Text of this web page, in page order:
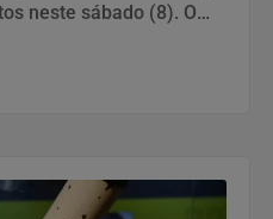
neste sábado (8). O